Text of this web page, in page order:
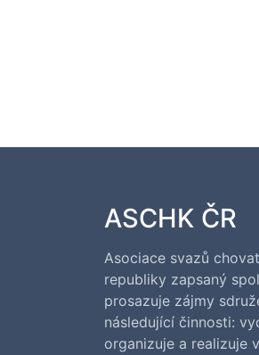
ASCHK ČR
Asociace svazů
republiky zapsaný
prosazuje zájmy
následující činnosti:
organizuje a realizuje